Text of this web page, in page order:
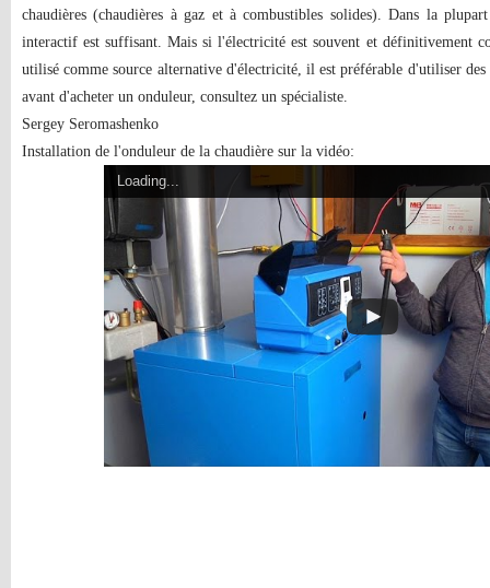
chaudières (chaudières à gaz et à combustibles solides). Dans la
interactif est suffisant. Mais si l'électricité est souvent et définitivement
utilisé comme source alternative d'électricité, il est préférable d'utiliser des
avant d'acheter un onduleur, consultez un spécialiste.
Sergey Seromashenko
Installation de l'onduleur de la chaudière sur la vidéo:
Loading...